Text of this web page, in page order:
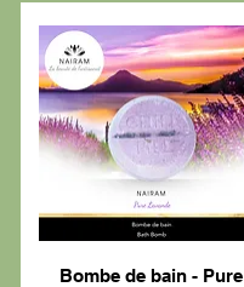
Aperçu rapide
Bombe de bain - Pure